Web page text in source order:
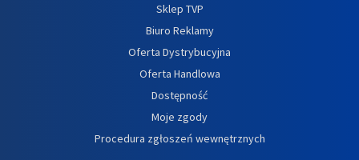
Sklep TVP
Biuro Reklamy
Oferta Dystrybucyjna
Oferta Handlowa
Dostępność
Moje zgody
Procedura zgłoszeń wewnętrznych